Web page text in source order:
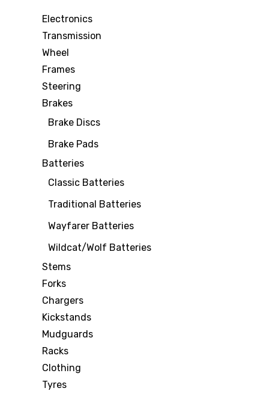
Electronics
Transmission
Wheel
Frames
Steering
Brakes
Brake Discs
Brake Pads
Batteries
Classic Batteries
Traditional Batteries
Wayfarer Batteries
Wildcat/Wolf Batteries
Stems
Forks
Chargers
Kickstands
Mudguards
Racks
Clothing
Tyres